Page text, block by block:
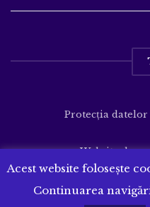
Protecția
Website
Acest website folosește
Continuarea